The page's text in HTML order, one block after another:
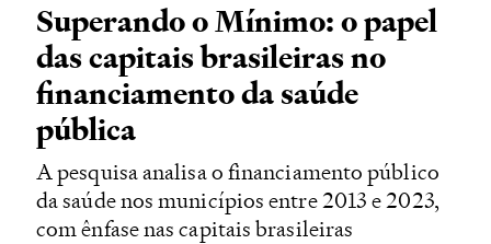
Superando o Mínimo: o papel
das capitais brasileiras no
financiamento da saúde
pública
A pesquisa analisa o financiamento público
da saúde nos municípios entre 2013 e 2023,
com ênfase nas capitais brasileiras